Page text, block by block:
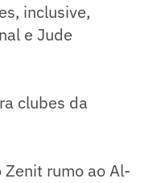
inclusive,
e Jude
clubes da
rumo ao Al-